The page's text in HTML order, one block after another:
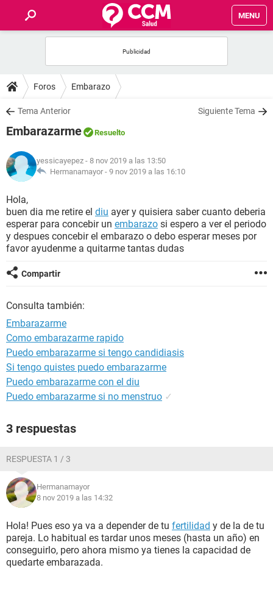
MENU
FOROS
SALUD
NUTRICIÓN
BIENESTAR
SEXUALIDAD
GLOSARIO
Foros Embarazo
Tema Anterior Siguiente Tema
Embarazarme Resuelto
yessicayepez - 8 nov 2019 a las 13:50
Hermanamayor - 9 nov 2019 a las 16:10
Hola,
buen dia me retire el diu ayer y quisiera saber cuanto deberia
esperar para concebir un embarazo si espero a ver el periodo
y despues concebir el embarazo o debo esperar meses por
favor ayudenme a quitarme tantas dudas
Compartir
Consulta también:
Embarazarme
Como embarazarme rapido
Puedo embarazarme si tengo candidiasis
Si tengo quistes puedo embarazarme
Puedo embarazarme con el diu
Puedo embarazarme si no menstruo ✓
3 respuestas
RESPUESTA 1 / 3
Hermanamayor
8 nov 2019 a las 14:32
Hola! Pues eso ya va a depender de tu fertilidad y de la de tu
pareja. Lo habitual es tardar unos meses (hasta un año) en
conseguirlo, pero ahora mismo ya tienes la capacidad de
quedarte embarazada.